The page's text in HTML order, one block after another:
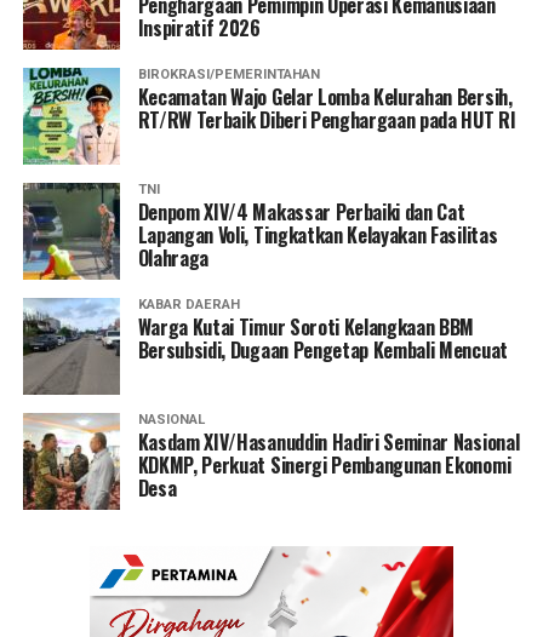
Inspiratif 2026
BIROKRASI/PEMERINTAHAN
Kecamatan Wajo Gelar Lomba Kelurahan Bersih,
RT/RW Terbaik Diberi Penghargaan pada HUT RI
TNI
Denpom XIV/4 Makassar Perbaiki dan Cat
Lapangan Voli, Tingkatkan Kelayakan Fasilitas
Olahraga
KABAR DAERAH
Warga Kutai Timur Soroti Kelangkaan BBM
Bersubsidi, Dugaan Pengetap Kembali Mencuat
NASIONAL
Kasdam XIV/Hasanuddin Hadiri Seminar Nasional
KDKMP, Perkuat Sinergi Pembangunan Ekonomi
Desa